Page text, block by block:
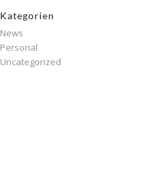
Kategorien
News
Personal
Uncategorized